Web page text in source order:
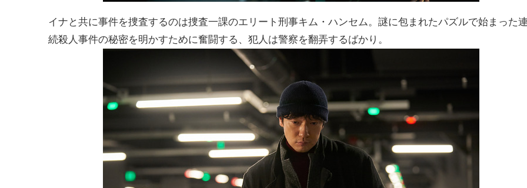
イナと共に事件を捜査するのは捜査一課のエリート刑事キム・ハンセム。謎に包まれたパズルで始まった
続殺人事件の秘密を明かすために奮闘する、犯人は警察を翻弄するばかり。